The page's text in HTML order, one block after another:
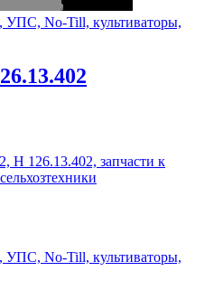
УПС, No-Till, культиваторы,
Н 126.13.402, запчасти к
УПС, No-Till, культиваторы,